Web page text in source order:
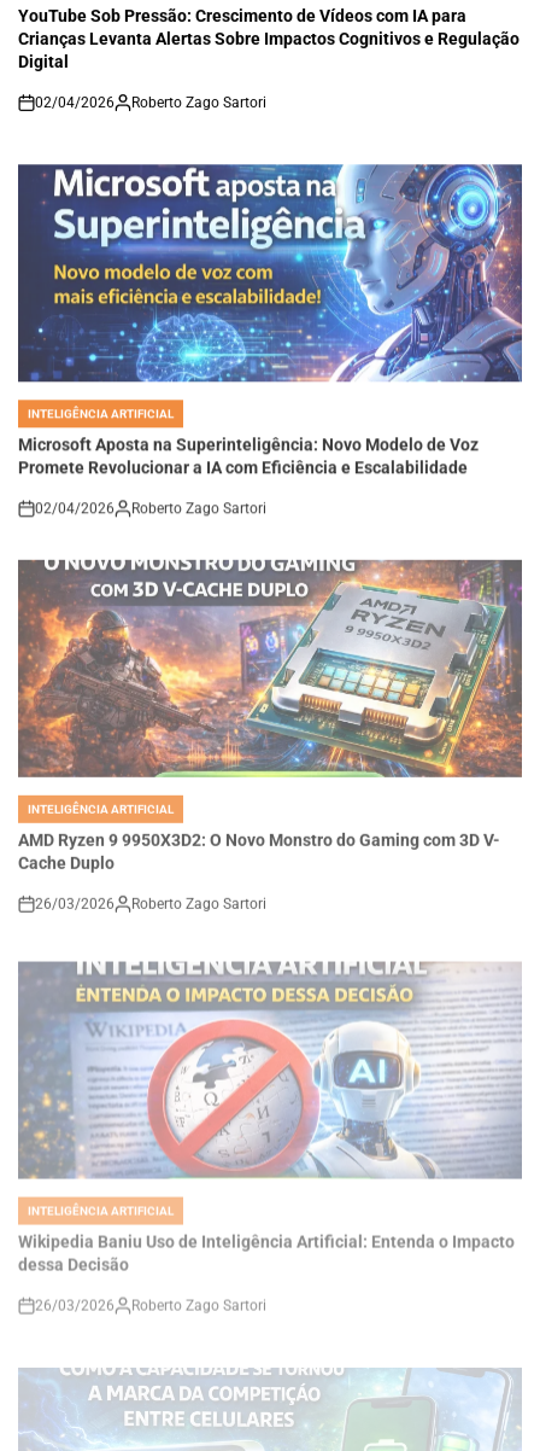
IN
YouTube Sob Pressão: Crescimento de Vídeos com IA para
Crianças Levanta Alertas Sobre Impactos Cognitivos e Regulação
Digital
on
02/04/2026 Roberto Zago Sartori
IN
INTELIGÊNCIA ARTIFICIAL
Microsoft Aposta na Superinteligência: Novo Modelo de Voz
Promete Revolucionar a IA com Eficiência e Escalabilidade
02/04/2026 Roberto Zago Sartori
POSTED
INTELIGÊNCIA ARTIFICIAL
AMD Ryzen 9 9950X3D2: O Novo Monstro do Gaming com 3D V-
Cache Duplo
on
26/03/2026
POSTED
IN
INTELIGÊNCIA ARTIFICIAL
Wikipedia Baniu Uso de Inteligência Artificial: Entenda o Impacto
dessa Decisão
on
26/03/2026 Roberto Zago Sartori